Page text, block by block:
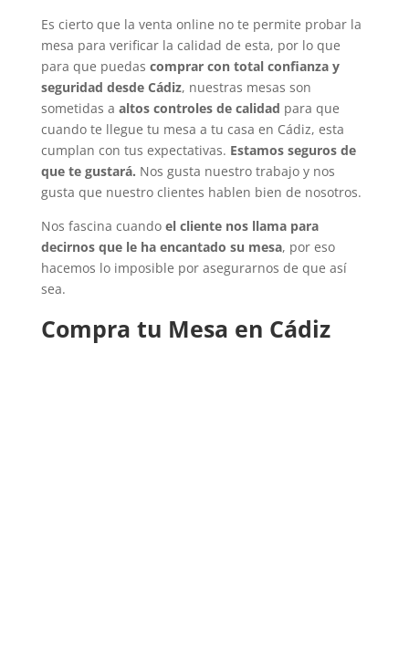
Es cierto que la venta online no te permite probar la
mesa para verificar la calidad de esta, por lo que
para que puedas comprar con total confianza y
seguridad desde Cádiz, nuestras mesas son
sometidas a altos controles de calidad para que
cuando te llegue tu mesa a tu casa en Cádiz, esta
cumplan con tus expectativas. Estamos seguros de
que te gustará. Nos gusta nuestro trabajo y nos
gusta que nuestro clientes hablen bien de nosotros.
Nos fascina cuando el cliente nos llama para
decirnos que le ha encantado su mesa, por eso
hacemos lo imposible por asegurarnos de que así
sea.
Compra tu Mesa en Cádiz